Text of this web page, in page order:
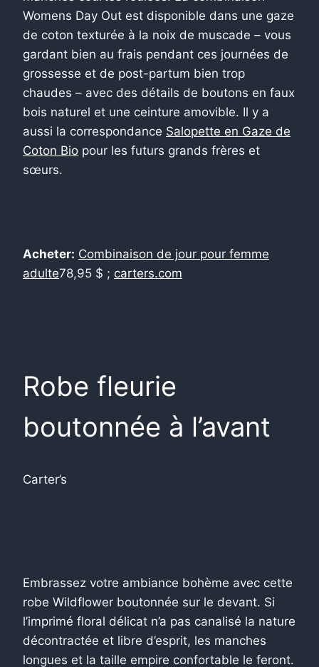
Womens Day Out est disponible dans une gaze
de coton texturée à la noix de muscade – vous
gardant bien au frais pendant ces journées de
grossesse et de post-partum bien trop
chaudes – avec des détails de boutons en faux
bois naturel et une ceinture amovible. Il y a
aussi la correspondance Salopette en Gaze de
Coton Bio pour les futurs grands frères et
sœurs.
Acheter: Combinaison de jour pour femme
adulte78,95 $ ; carters.com
Robe fleurie
boutonnée à l’avant
Carter’s
Embrassez votre ambiance bohème avec cette
robe Wildflower boutonnée sur le devant. Si
l’imprimé floral délicat n’a pas canalisé la nature
décontractée et libre d’esprit, les manches
longues et la taille empire confortable le feront.